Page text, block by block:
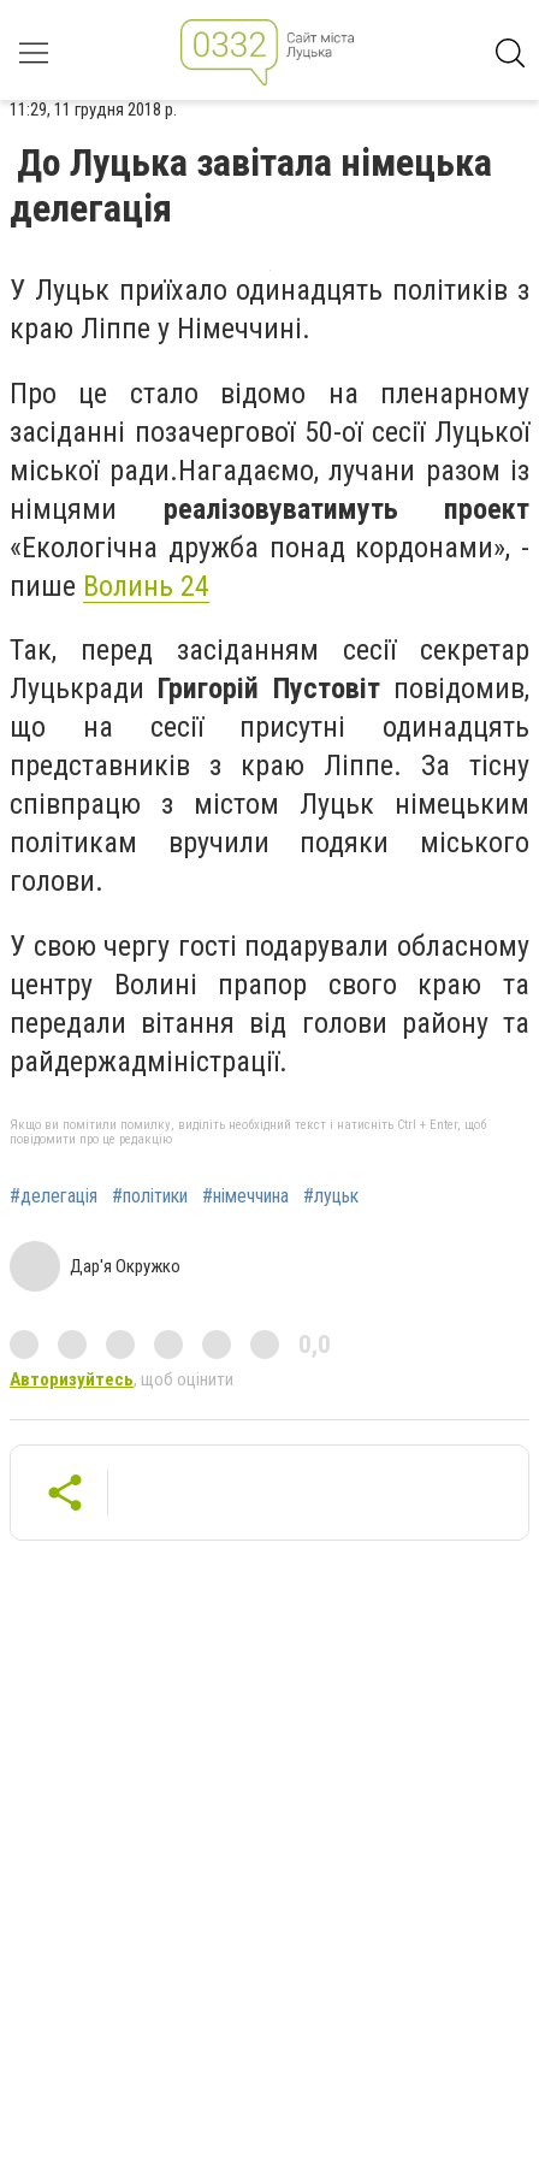
11:29, 11 грудня 2018 р.
До Луцька завітала німецька
делегація
У Луцьк приїхало одинадцять політиків з
краю Ліппе у Німеччині.
Про це стало відомо на пленарному
засіданні позачергової 50-ої сесії Луцької
міської ради.Нагадаємо, лучани разом із
німцями реалізовуватимуть проект
«Екологічна дружба понад кордонами», -
пише Волинь 24
Так, перед засіданням сесії секретар
Луцькради Григорій Пустовітповідомив,
що на сесії присутні одинадцять
представників з краю Ліппе. За тісну
співпрацю з містом Луцьк німецьким
політикам вручили подяки міського
голови.
У свою чергу гості подарували обласному
центру Волині прапор свого краю та
передали вітання від голови району та
райдержадміністрації.
Якщо ви помітили помилку, виділіть необхідний текст і натисніть Ctrl + Enter, щоб
повідомити про це редакцію
#делегація #політики #німеччина #луцьк
Дар'я Окружко
0,0
Авторизуйтесь, щоб оцінити